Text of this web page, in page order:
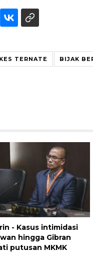
TERNATE BIJAK
- Kasus intimidasi
hingga Gibran
putusan MKMK